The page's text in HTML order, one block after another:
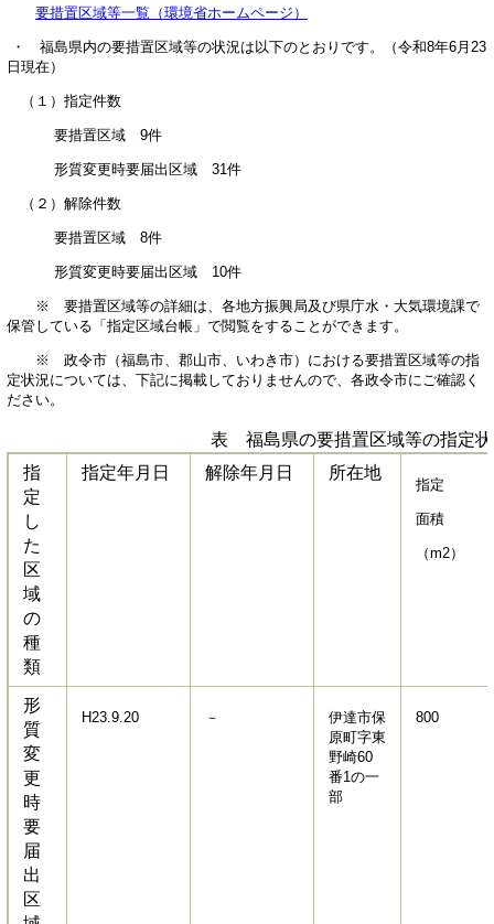
要措置区域等一覧（環境省ホームページ）
・ 福島県内の要措置区域等の状況は以下のとおりです。（令和8年6月23
日現在）
（１）指定件数
要措置区域 9件
形質変更時要届出区域 31件
（２）解除件数
要措置区域 8件
形質変更時要届出区域 10件
※ 要措置区域等の詳細は、各地方振興局及び県庁水・大気環境課で
保管している「指定区域台帳」で閲覧をすることができます。
※ 政令市（福島市、郡山市、いわき市）における要措置区域等の指
定状況については、下記に掲載しておりませんので、各政令市にご確認く
ださい。
表 福島県の要措置区域等の指定
指
定
し
た
区
域
の
種
類
指定年月日 解除年月日 所在地
指定
面積
（m2）
形
質
変
更
時
要
届
出
区
H23.9.20 －
伊達市保
原町字東
野崎60
番1の一
部
800